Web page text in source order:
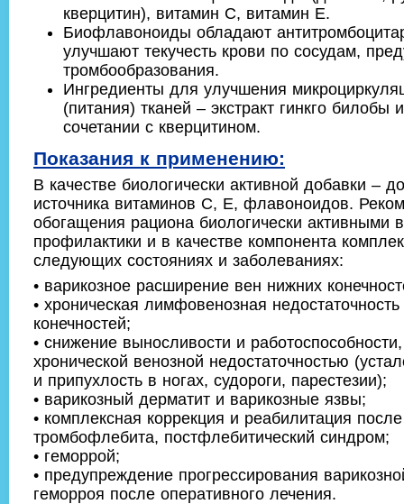
кверцитин), витамин С, витамин Е.
Биофлавоноиды обладают
улучшают текучесть крови по сосудам,
тромбообразования.
Ингредиенты для улучшения
(питания) тканей – экстракт гинкго билобы
сочетании с кверцитином.
Показания к применению:
В качестве биологически активной добавки –
источника витаминов С, Е, флавоноидов.
обогащения рациона биологически активными
профилактики и в качестве компонента
следующих состояниях и заболеваниях:
• варикозное расширение вен нижних
• хроническая лимфовенозная
конечностей;
• снижение выносливости и
хронической венозной недостаточностью
и припухлость в ногах, судороги, парестезии);
• варикозный дерматит и варикозные язвы;
• комплексная коррекция и реабилитация
тромбофлебита, постфлебитический синдром;
• геморрой;
• предупреждение прогрессирования
геморроя после оперативного лечения.